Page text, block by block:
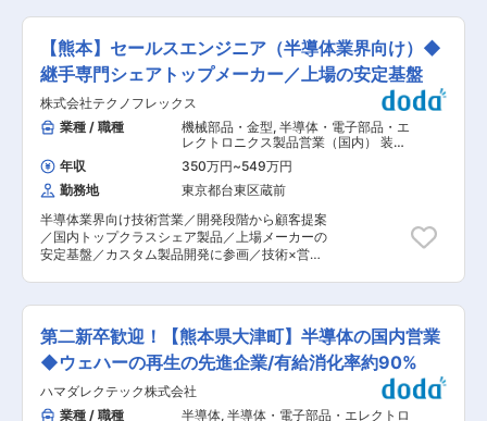
して入社後、管理職としてキャリアを築けます ■
当社の強み： ・創業50年以上、熊本県内で物流
サービスを展開しています。 ・青果・電子部品な
ど多様な荷物を輸送し、安定した取引先あり ・新
車トラック多数保有、安全・安心の輸送体制で
す。 ・丸光グループとして建設・農業など幅広い
事業を展開し、景気変動に強い ■丸光グループに
ついて： 現在丸光グループは（株）双葉運輸、
（株）マルコ建設など10社で構成され、グループ
全体で年商120億円を超える規模となっていま
す。 ・グループ年約150億円 ・総従業員数約600
人（内アルバイト100人） ・第1次産業から第6次
産業までの全ての事業分野に事業を展開すること
ない企業グループを目指します。
規適合性確認、各国規制当局との調整・交渉を中
心に行い、製品が法規要求を満たすことを証明す
る重要な役割です。 社内各部門と連携しながら、
書類やプロセスを通じて安全・安心な製品提供を
支えるポジションです。 ■具体的には ●法規適合
性の設計・確認・リード ・各国法規が要求する必
要対応事項の検証 ・製品・サービスが各国法規に
適合するよう、社内設計・検証プロセスの立案・
実施 ・許認可取得の計画や当局対応 ●申請業務
の企画・実行 ・世界各国の認可機関に対する申請
業務の企画・立案 ・開発部門、製造門と連携した
申請業務の実施 ・各種申請内容に関する開発部門
との整合、届け出方法についての当局交渉 ●社内
仕組み構築・法規対応のリーディング ・新法規が
制定された際の社内プロセス改善・適合性保証の
仕組み構築 ・事業企画、開発、生産部門と連携し
ルダー対応 ・海外拠点や各国の認可規制機関との
調整・交渉 ■やりがい・魅力 自身が認可取得を
担当した製品が市場で利用される、技術交渉した
内容が業界の標準として認知され、新しい法規と
して発行される等、成果が目に見える形で世の中
【熊本】セールスエンジニア（半導体業界向け）◆
継手専門シェアトップメーカー／上場の安定基盤
株式会社テクノフレックス
業種 / 職種
機械部品・金型, 半導体・電子部品・エ
レクトロニクス製品営業（国内） 装
置・工作機械・産業機械営業（国内）
機械・電子部品・コネクタ
年収 350万円~549万円
勤務地
東京都台東区蔵前
半導体業界向け技術営業／開発段階から顧客提案
／国内トップクラスシェア製品／上場メーカーの
安定基盤／カスタム製品開発に参画／技術×営業
携し、開発段階から顧客に入り込む技術提案型の
営業職です。顧客の技術要望を整理し、社内技術
部門とつなぐ役割を担いながら、品質と信頼性を
重視した提案で継続的な取引を支えます。 ■採用
背景 熊本営業所では、熊本工場と連携し半導体関
連分野を中心とした技術提案型の営業活動を行っ
ています。受注増加と立上げ品質の安定化を見据
第二新卒歓迎！【熊本県大津町】半導体の国内営業
◆ウェハーの再生の先進企業/有給消化率約90%
ハマダレクテック株式会社
業種 / 職種
半導体, 半導体・電子部品・エレクトロ